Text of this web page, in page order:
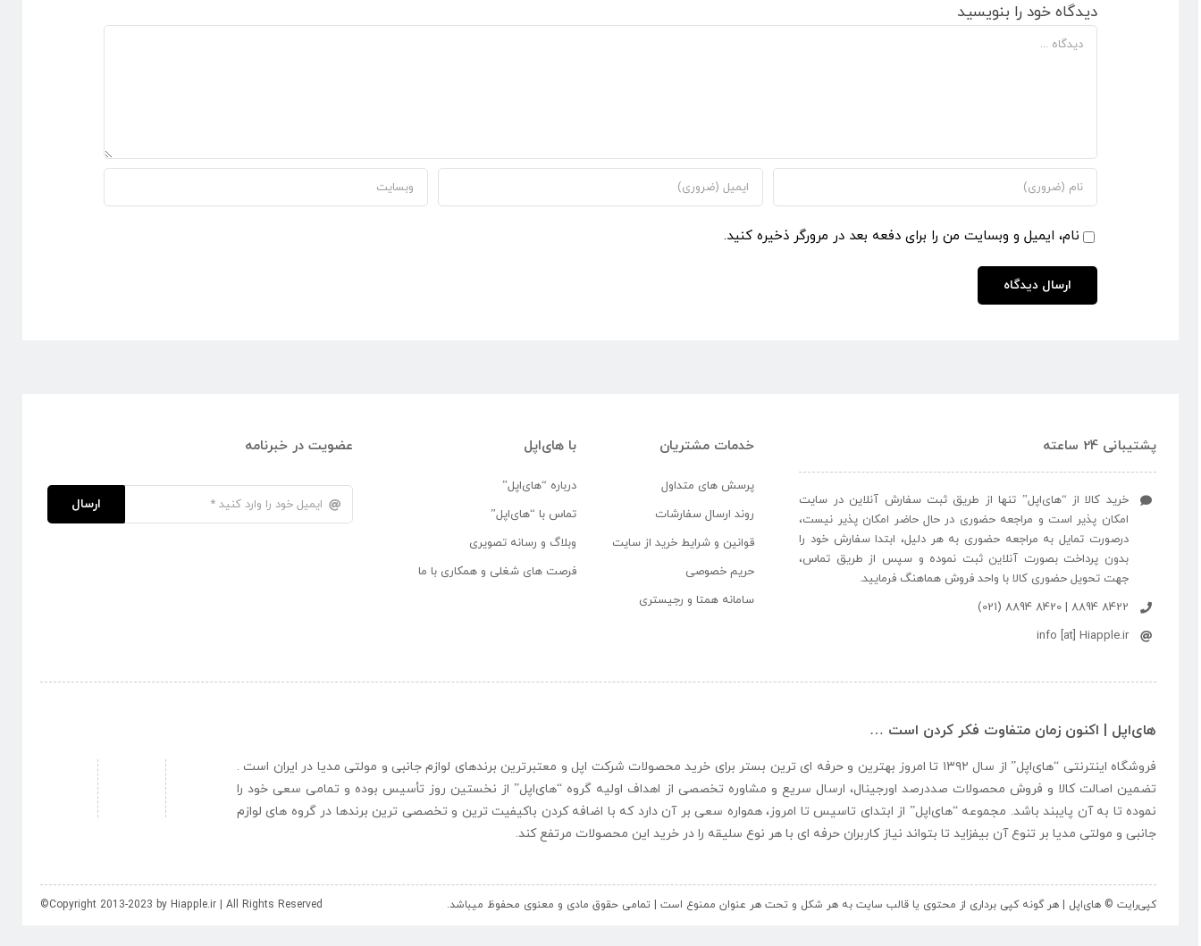
دیدگاه خود را بنویسید
دیدگاه
نام، ایمیل و وبسایت من را برای دفعه بعد در مرورگر ذخیره کنید.
پشتیبانی 24 ساعته
خرید کالا از “های‌اپل” تنها از طریق ثبت سفارش آنلاین در سایت
امکان پذیر است و مراجعه حضوری در حال حاضر امکان پذیر نیست،
درصورت تمایل به مراجعه حضوری به هر دلیل، ابتدا سفارش خود را
بدون پرداخت بصورت آنلاین ثبت نموده و سپس از طریق تماس،
جهت تحویل حضوری کالا با واحد فروش هماهنگ فرمایید.
8422 8894 | 8420 8894 (021)
info [at] Hiapple.ir
خدمات مشتریان
پرسش های متداول
روند ارسال سفارشات
قوانین و شرایط خرید از سایت
حریم خصوصی
سامانه همتا و رجیستری
با های‌اپل
درباره “های‌اپل”
تماس با “های‌اپل”
وبلاگ و رسانه تصویری
فرصت های شغلی و همکاری با ما
عضویت در خبرنامه
ارسال
های‌اپل | اکنون زمان متفاوت فکر کردن است …
فروشگاه اینترنتی “های‌اپل
” از سال ۱۳۹۲ تا امروز بهترین و حرفه ای ترین بستر برای خرید محصولات شرکت اپل و معتبرترین برندهای لوازم جانبی و مولتی مدیا در ایران است .
تضمین اصالت کالا و فروش محصولات صددرصد اورجینال، ارسال سریع و مشاوره تخصصی از اهداف اولیه گروه “های‌اپل” از نخستین روز تأسیس بوده و تمامی سعی خود را
نموده تا به آن پایبند باشد. مجموعه “های‌اپل” از ابتدای تاسیس تا امروز، همواره سعی بر آن دارد که با اضافه کردن باکیفیت ترین و تخصصی ترین برندها در گروه های لوازم
جانبی و مولتی مدیا بر تنوع آن بیفزاید تا بتواند نیاز کاربران حرفه ای با هر نوع سلیقه را در خرید این محصولات مرتفع کند.
کپی‌رایت © های‌اپل | هر گونه کپی برداری از محتوی یا قالب سایت به هر شکل و تحت هر عنوان ممنوع است | تمامی حقوق مادی و معنوی محفوظ میباشد. ©Copyright 2013-2023 by Hiapple.ir | All Rights Reserved